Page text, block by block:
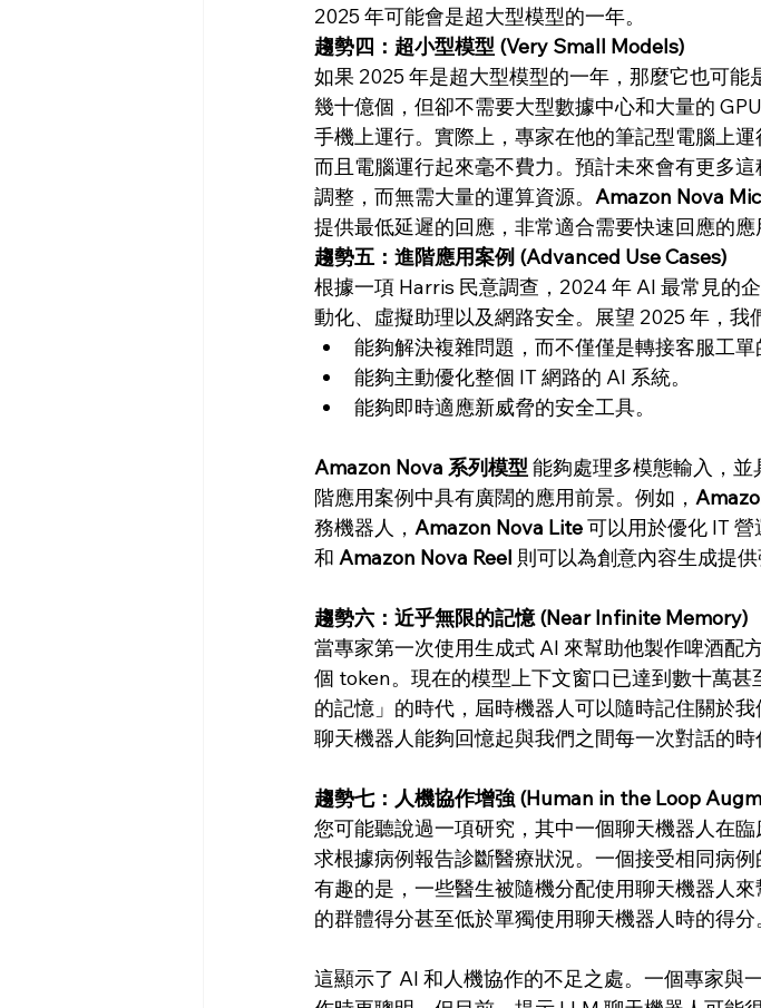
2025 年可能會是超大型模型的一年。
趨勢四：超小型模型 (Very Small Models)
如果 2025 年是超大型模型的一年，那麼它也可
幾十億個，但卻不需要大型數據中心和大量的
手機上運行。實際上，專家在他的筆記型電腦上運
而且電腦運行起來毫不費力。預計未來會有更多
調整，而無需大量的運算資源。 Amazon Nova
提供最低延遲的回應，非常適合需要快速回應的應
趨勢五：進階應用案例 (Advanced Use Cases)
根據一項 Harris 民意調查，2024 年 AI 最常見的
動化、虛擬助理以及網路安全。展望 2025 年，我
能夠解決複雜問題，而不僅僅是轉接客服工單
能夠主動優化整個 IT 網路的 AI 系統。
能夠即時適應新威脅的安全工具。
Amazon Nova 系列模型 能夠處理多模態輸入，
階應用案例中具有廣闊的應用前景。例如，
務機器人， Amazon Nova Lite 可以用於優化 IT
和 Amazon Nova Reel 則可以為創意內容生成提供
趨勢六：近乎無限的記憶 (Near Infinite Memory)
當專家第一次使用生成式 AI 來幫助他製作啤酒配
個 token。現在的模型上下文窗口已達到數十萬
的記憶」的時代，屆時機器人可以隨時記住關於
聊天機器人能夠回憶起與我們之間每一次對話的時
趨勢七：人機協作增強 (Human in the Loop
您可能聽說過一項研究，其中一個聊天機器人在
求根據病例報告診斷醫療狀況。一個接受相同病
有趣的是，一些醫生被隨機分配使用聊天機器人
的群體得分甚至低於單獨使用聊天機器人時的得分
這顯示了 AI 和人機協作的不足之處。一個專家與